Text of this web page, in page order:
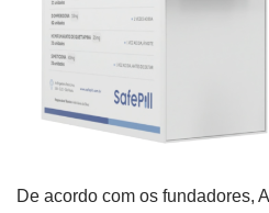
De acordo com os fundadores,